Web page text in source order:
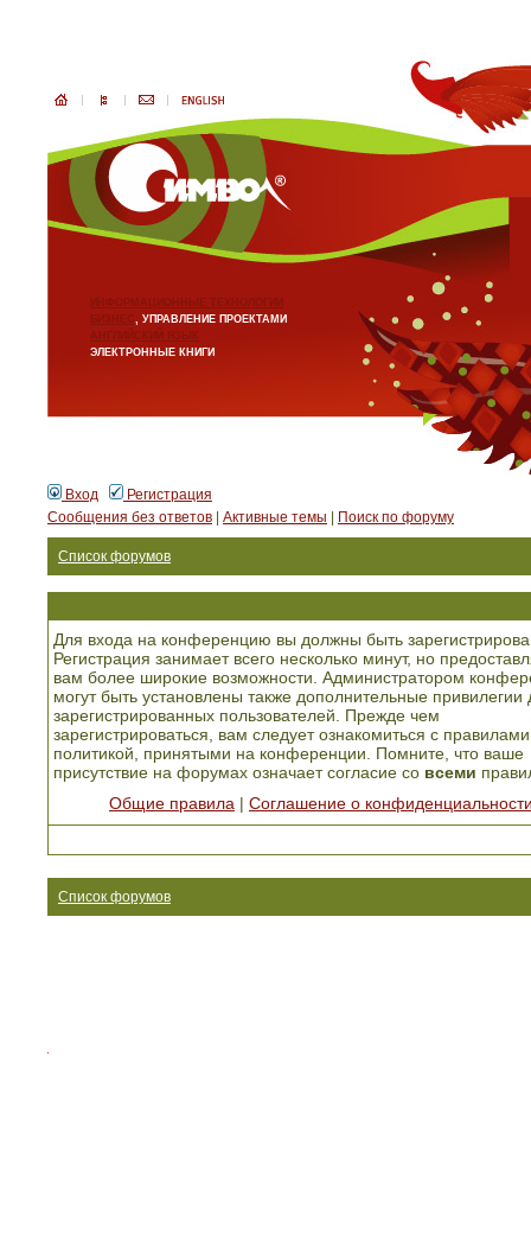
ИНФОРМАЦИОННЫЕ ТЕХНОЛОГИИ
БИЗНЕС, УПРАВЛЕНИЕ ПРОЕКТАМИ
АНГЛИЙСКИЙ ЯЗЫК
ЭЛЕКТРОННЫЕ КНИГИ
Вход
Регистрация
Сообщения без ответов
Активные темы Поиск по форуму
Список форумов
Для входа на конференцию вы должны быть
Регистрация занимает всего несколько минут, но
вам более широкие возможности. Администратором
могут быть установлены также дополнительные привилегии
зарегистрированных пользователей. Прежде чем
зарегистрироваться, вам следует ознакомиться с
политикой, принятыми на конференции. Помните, что ваше
присутствие на форумах означает согласие со всеми
Общие правила
Соглашение о
Список форумов